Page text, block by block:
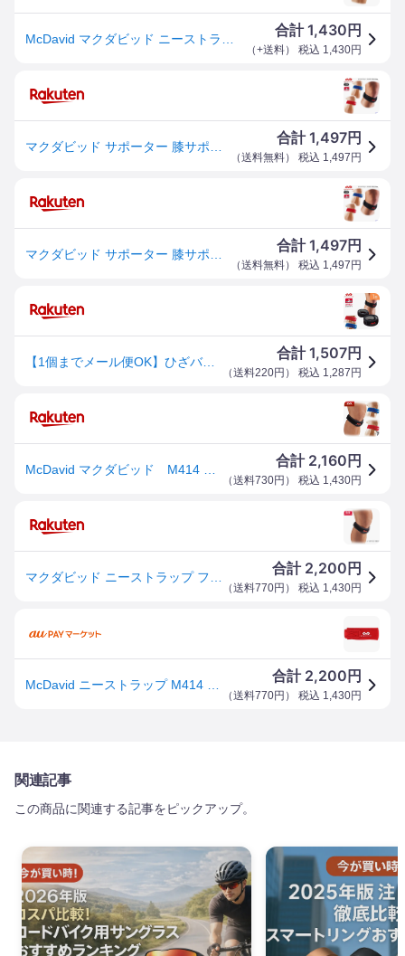
合計1,430 円
（+送料） 税込 1,430円
合計1,497円
（送料無料） 税込 1,497 円
合計1,497円
（送料無料） 税込 1,497 円
【1個までメール便OK】ひざバンド ラップタイプ 子供 マクダビッド ひざ用サポーター 膝サポーター スポーツ ニーストラップ M414 お皿の下 圧迫サポート
合計1,507円
（送料220円 ） 税込 1,287 円
合計 2,160 円
（送料730円 ） 税込 1,430円
合計 2,200 円
（送料770円 ） 税込 1,430円
合計 2,200 円
（送料770円 ） 税込 1,430円
関連記事
この商品に関連する記事をピックアップ。